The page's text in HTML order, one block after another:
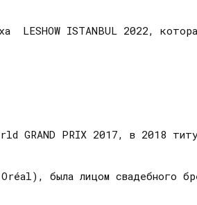
LESHOW ISTANBUL 2022,
GRAND PRIX 2017, в 2018
была лицом свадебного